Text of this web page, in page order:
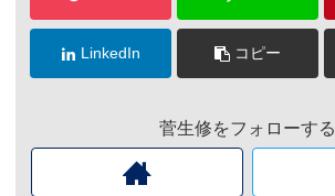
LinkedIn コピー
菅生修をフォローする